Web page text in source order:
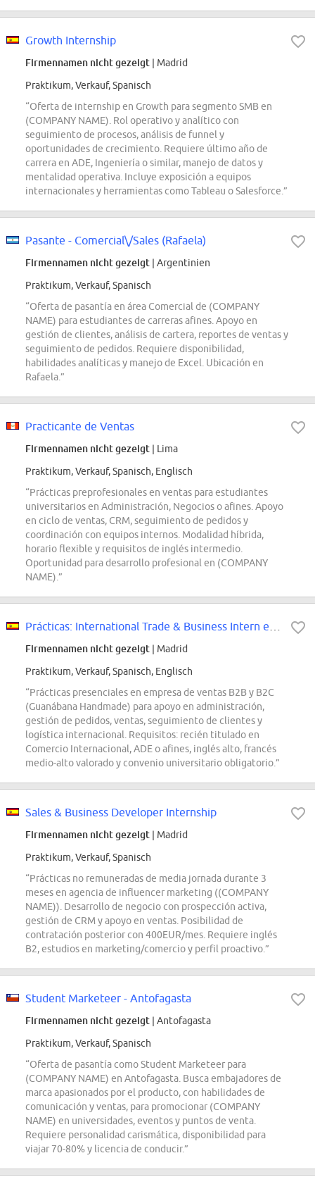
Growth Internship
Firmennamen nicht gezeigt | Madrid
Praktikum, Verkauf, Spanisch
“Oferta de internship en Growth para segmento SMB en
(COMPANY NAME). Rol operativo y analítico con
seguimiento de procesos, análisis de funnel y
oportunidades de crecimiento. Requiere último año de
carrera en ADE, Ingeniería o similar, manejo de datos y
mentalidad operativa. Incluye exposición a equipos
internacionales y herramientas como Tableau o Salesforce.”
Pasante - Comercial\/Sales (Rafaela)
Firmennamen nicht gezeigt | Argentinien
Praktikum, Verkauf, Spanisch
“Oferta de pasantía en área Comercial de (COMPANY
NAME) para estudiantes de carreras afines. Apoyo en
gestión de clientes, análisis de cartera, reportes de ventas y
seguimiento de pedidos. Requiere disponibilidad,
habilidades analíticas y manejo de Excel. Ubicación en
Rafaela.”
Practicante de Ventas
Firmennamen nicht gezeigt | Lima
Praktikum, Verkauf, Spanisch, Englisch
“Prácticas preprofesionales en ventas para estudiantes
universitarios en Administración, Negocios o afines. Apoyo
en ciclo de ventas, CRM, seguimiento de pedidos y
coordinación con equipos internos. Modalidad híbrida,
horario flexible y requisitos de inglés intermedio.
Oportunidad para desarrollo profesional en (COMPANY
NAME).”
Firmennamen nicht gezeigt | Madrid
Praktikum, Verkauf, Spanisch, Englisch
“Prácticas presenciales en empresa de ventas B2B y B2C
(Guanábana Handmade) para apoyo en administración,
gestión de pedidos, ventas, seguimiento de clientes y
logística internacional. Requisitos: recién titulado en
Comercio Internacional, ADE o afines, inglés alto, francés
medio-alto valorado y convenio universitario obligatorio.”
Sales & Business Developer Internship
Firmennamen nicht gezeigt | Madrid
Praktikum, Verkauf, Spanisch
“Prácticas no remuneradas de media jornada durante 3
meses en agencia de influencer marketing ((COMPANY
NAME)). Desarrollo de negocio con prospección activa,
gestión de CRM y apoyo en ventas. Posibilidad de
contratación posterior con 400EUR/mes. Requiere inglés
B2, estudios en marketing/comercio y perfil proactivo.”
Student Marketeer - Antofagasta
Firmennamen nicht gezeigt | Antofagasta
Praktikum, Verkauf, Spanisch
“Oferta de pasantía como Student Marketeer para
(COMPANY NAME) en Antofagasta. Busca embajadores de
marca apasionados por el producto, con habilidades de
comunicación y ventas, para promocionar (COMPANY
NAME) en universidades, eventos y puntos de venta.
Requiere personalidad carismática, disponibilidad para
viajar 70-80% y licencia de conducir.”